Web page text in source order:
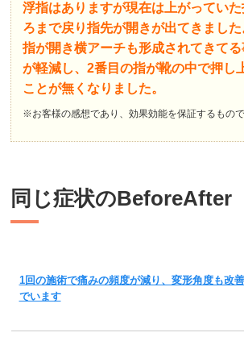
浮指はありますが現在は上がっていた
ろまで戻り指先が開きが出てきました
指が開き横アーチも形成されてきて
が軽減し、2番目の指が靴の中で押し
ことが無くなりました。
※お客様の感想であり、効果効能を保証するもので
同じ症状のBeforeAfter
1回の施術で痛みの頻度が減り、変形角度も改
でいます